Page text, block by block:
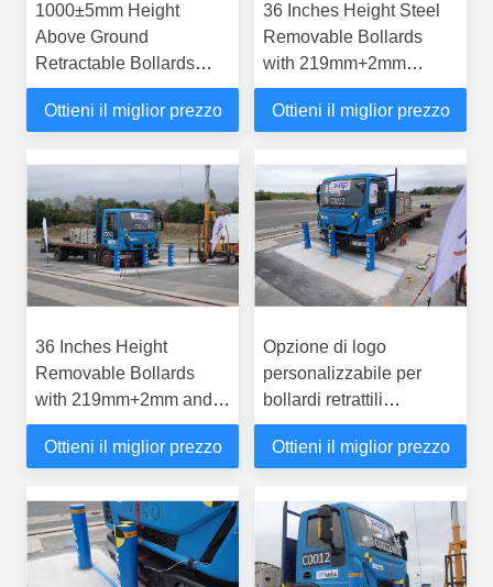
1000±5mm Height
Above Ground
Retractable Bollards
20/25/30/40/50/60/70mm
for Customer
Ottieni il miglior prezzo
36 Inches Height Steel
Removable Bollards
with 219mm+2mm
Cylinder Diameter and
Easy Removal
Ottieni il miglior prezzo
36 Inches Height
Removable Bollards
with 219mm+2mm and
157mm+2mm Cylinder
Diameter for Secure
Ottieni il miglior prezzo
Opzione di logo
personalizzabile per
bollardi retrattili
Diametro della flangia
219±1 mm Offerto
Ottieni il miglior prezzo